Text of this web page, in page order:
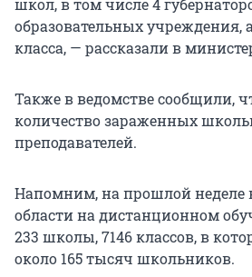
образовательных учреждения,
класса, — рассказали в
Также в ведомстве сообщили,
количество зараженных
преподавателей.
Напомним, на прошлой неделе
области на дистанционном
233 школы, 7146 классов, в
около 165 тысяч школьников.